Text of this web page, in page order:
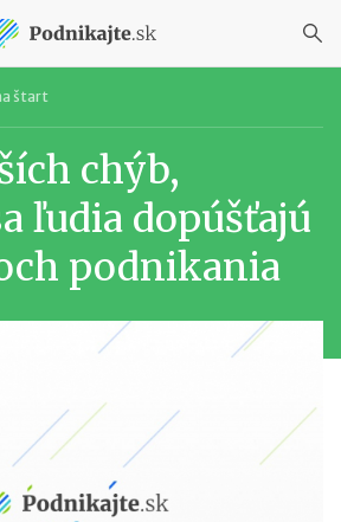
štart
chýb,
ľudia dopúšťajú
podnikania